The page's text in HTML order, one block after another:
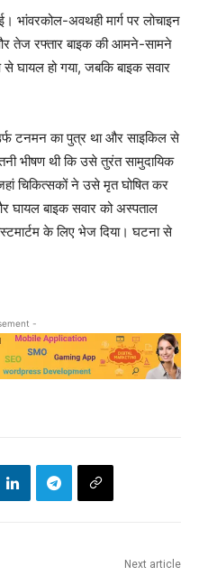
भांवरकोल-अवथही मार्ग पर लोचाइन
तेज रफ्तार बाइक की आमने-सामने
घायल हो गया, जबकि बाइक सवार
टनमन का पुत्र था और साइकिल से
भीषण थी कि उसे तुरंत सामुदायिक
चिकित्सकों ने उसे मृत घोषित कर
घायल बाइक सवार को अस्पताल
के लिए भेज दिया। घटना से
-
Next article